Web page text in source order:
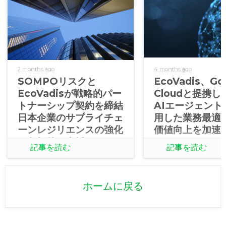
2 months ago
SOMPOリスクと
EcoVadisが戦略的パー
トナーシップ契約を締結
日本企業のサプライチェ
ーンレジリエンスの強化
を包括的に支援
記事を読む
4 months ago
EcoVadis、
Cloudと提携し
AIエージェント
用した業務最適
価値向上を加速
記事を読む
ホームに戻る